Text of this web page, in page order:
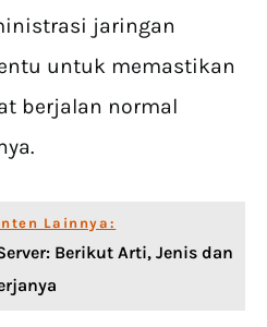
jaringan
untuk memastikan
berjalan normal
Lainnya:
Berikut Arti, Jenis dan